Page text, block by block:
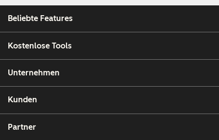
Beliebte Features
Kostenlose Tools
Unternehmen
Kunden
Partner